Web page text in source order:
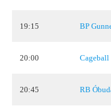
19:15 BP
20:00 Cageball
20:45 RB